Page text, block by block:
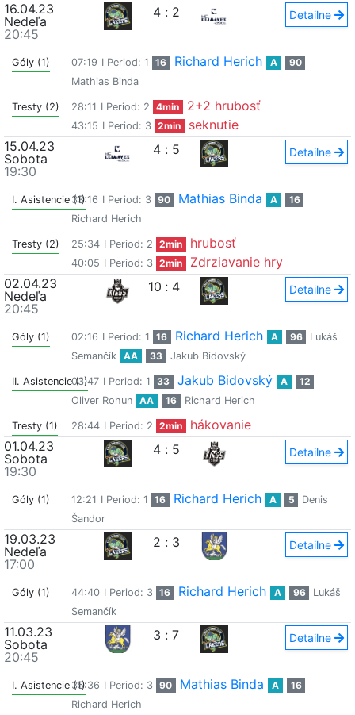
16.04.23
Nedeľa
20:45
4 : 2 Detailne
Góly (1) 07:19 I Period: 1 16 Richard Herich A
90
Mathias Binda
Tresty (2) 28:11 I Period: 2 4min 2+2 hrubosť
43:15 I Period: 3 2min
seknutie
15.04.23
Sobota
19:30
4 : 5 Detailne
I. Asistencie (1)33:16 I Period: 3 90 Mathias Binda A
16
Richard Herich
Tresty (2) 25:34 I Period: 2 2min hrubosť
40:05 I Period: 3 2min
Zdrziavanie hry
02.04.23
Nedeľa
20:45
10 : 4 Detailne
Góly (1) 02:16 I Period: 1 16 Richard Herich A 96
Lukáš
Semančík
AA 33 Jakub Bidovský
II. Asistencie (1)
03:47 I Period: 1 33 Jakub Bidovský A
12
Oliver Rohun
AA 16 Richard Herich
Tresty (1) 28:44 I Period: 2 2min
hákovanie
01.04.23
Sobota
19:30
4 : 5 Detailne
Góly (1) 12:21 I Period: 1 16 Richard Herich A 5
Denis
Šandor
19.03.23
Nedeľa
17:00
2 : 3 Detailne
Góly (1) 44:40 I Period: 3 16 Richard Herich A 96
Lukáš
Semančík
11.03.23
Sobota
20:45
3 : 7 Detailne
I. Asistencie (1)35:36 I Period: 3 90 Mathias Binda A
16
Richard Herich